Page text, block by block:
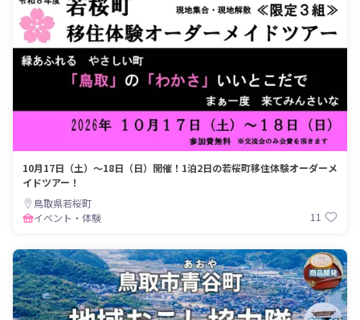
10月17日（土）～18日（日）開催！1泊2日の若桜町移住体験オーダーメ
イドツアー！
鳥取県若桜町
イベント・体験
11